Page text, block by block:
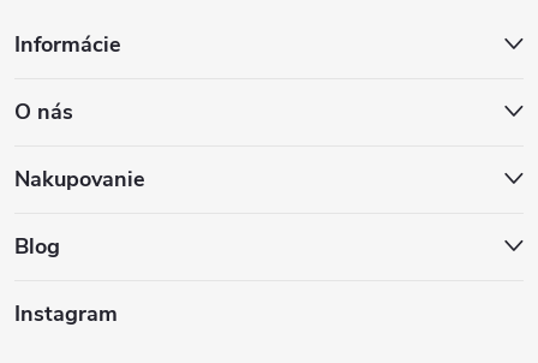
p
ä
Informácie
O nás
Nakupovanie
Blog
Instagram